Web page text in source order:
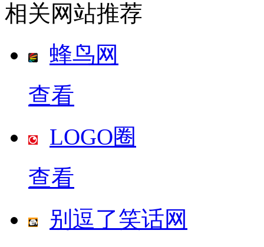
相关网站推荐
蜂鸟网
查看
LOGO圈
查看
别逗了笑话网